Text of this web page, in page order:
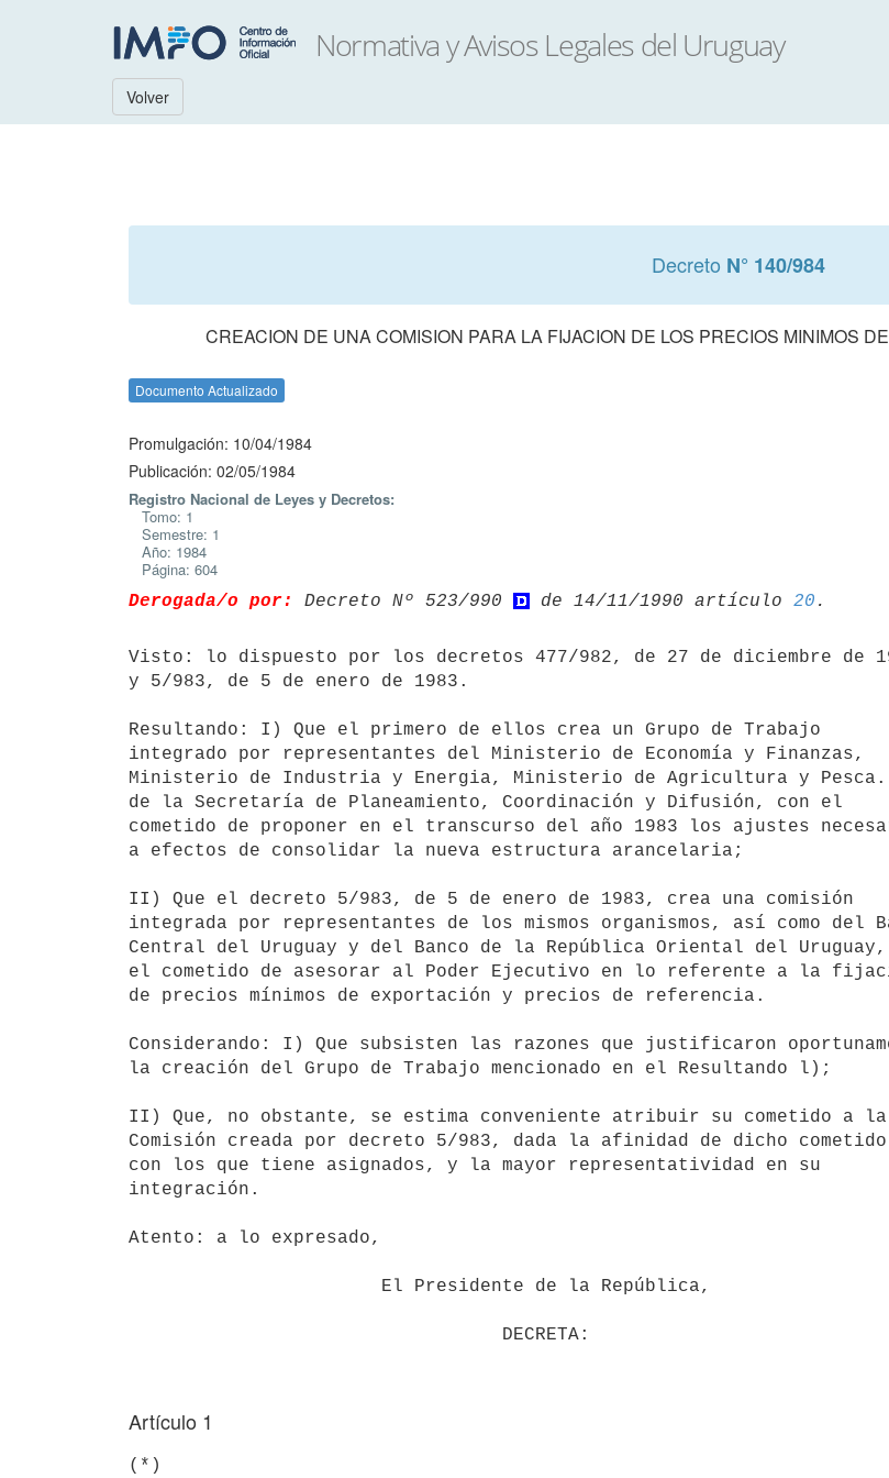
Volver
Decreto N° 140/984
CREACION DE UNA COMISION PARA LA FIJACION DE LOS PRECIOS MINIMOS
Documento Actualizado
Promulgación: 10/04/1984
Publicación: 02/05/1984
Registro Nacional de Leyes y Decretos:
Tomo: 1
Semestre: 1
Año: 1984
Página: 604
Derogada/o por: Decreto Nº 523/990 de 14/11/1990 artículo 20
Visto: lo dispuesto por los decretos 477/982, de 27 de diciembre de
y 5/983, de 5 de enero de 1983.
Resultando: I) Que el primero de ellos crea un Grupo de Trabajo
integrado por representantes del Ministerio de Economía y Finanzas,
Ministerio de Industria y Energia, Ministerio de Agricultura y
de la Secretaría de Planeamiento, Coordinación y Difusión, con el
cometido de proponer en el transcurso del año 1983 los ajustes
a efectos de consolidar la nueva estructura arancelaria;
II) Que el decreto 5/983, de 5 de enero de 1983, crea una comisión
integrada por representantes de los mismos organismos, así como del
Central del Uruguay y del Banco de la República Oriental del Uruguay,
el cometido de asesorar al Poder Ejecutivo en lo referente a la
de precios mínimos de exportación y precios de referencia.
Considerando: I) Que subsisten las razones que justificaron
la creación del Grupo de Trabajo mencionado en el Resultando l);
II) Que, no obstante, se estima conveniente atribuir su cometido a la
Comisión creada por decreto 5/983, dada la afinidad de dicho cometido
con los que tiene asignados, y la mayor representatividad en su
integración.
Atento: a lo expresado,
Artículo 1
(*)